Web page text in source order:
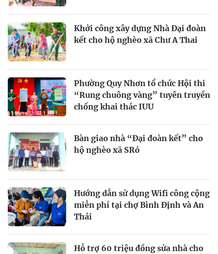
Khởi công xây dựng Nhà Đại đoàn
kết cho hộ nghèo xã Chư A Thai
Phường Quy Nhơn tổ chức Hội thi
“Rung chuông vàng” tuyên truyền
chống khai thác IUU
Bàn giao nhà “Đại đoàn kết” cho
hộ nghèo xã SRó
Hướng dẫn sử dụng Wifi công cộng
miễn phí tại chợ Bình Định và An
Thái
Hỗ trợ 60 triệu đồng sửa nhà cho